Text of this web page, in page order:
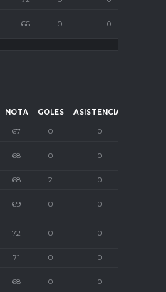
66 0 0
NOTA GOLES ASISTENCIAS
67 0 0
68 0 0
68 2 0
69 0 0
72 0 0
71 0 0
68 0 0